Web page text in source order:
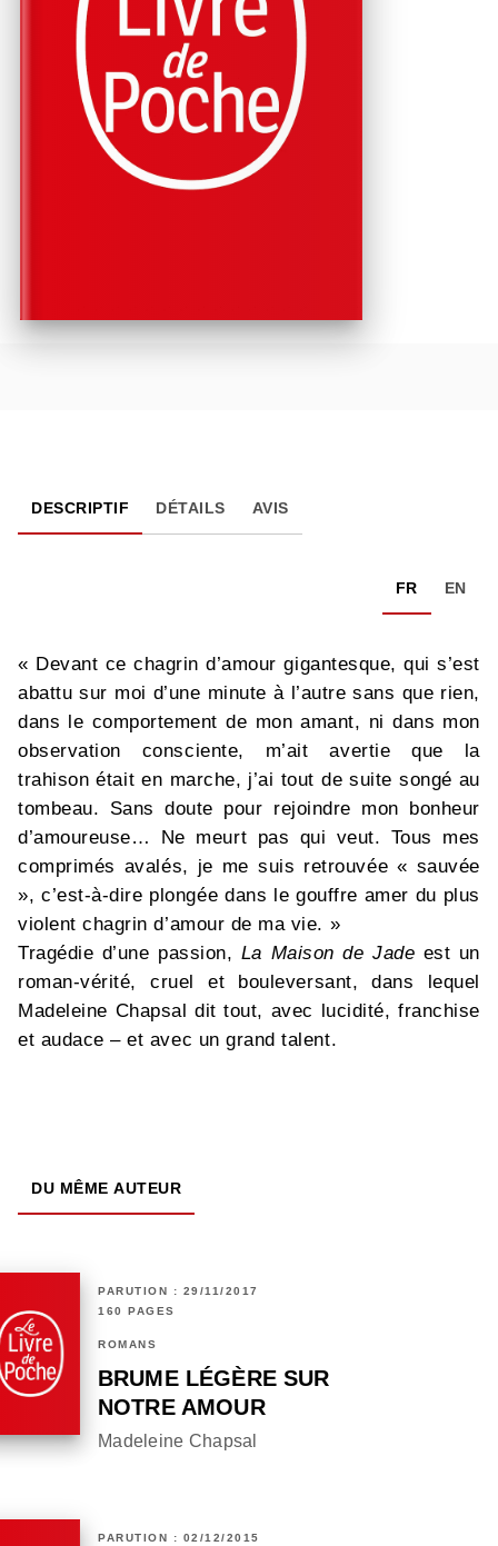
DESCRIPTIF DÉTAILS AVIS
FR EN
« Devant ce chagrin d’amour gigantesque, qui s’est
abattu sur moi d’une minute à l’autre sans que rien,
dans le comportement de mon amant, ni dans mon
observation consciente, m’ait avertie que la
trahison était en marche, j’ai tout de suite songé au
tombeau. Sans doute pour rejoindre mon bonheur
d’amoureuse… Ne meurt pas qui veut. Tous mes
comprimés avalés, je me suis retrouvée « sauvée
», c’est-à-dire plongée dans le gouffre amer du plus
violent chagrin d’amour de ma vie. »
Tragédie d’une passion, La Maison de Jade est un
roman-vérité, cruel et bouleversant, dans lequel
Madeleine Chapsal dit tout, avec lucidité, franchise
et audace – et avec un grand talent.
DU MÊME AUTEUR
PARUTION : 29/11/2017
160 PAGES
ROMANS
BRUME LÉGÈRE SUR
NOTRE AMOUR
Madeleine Chapsal
PARUTION : 02/12/2015